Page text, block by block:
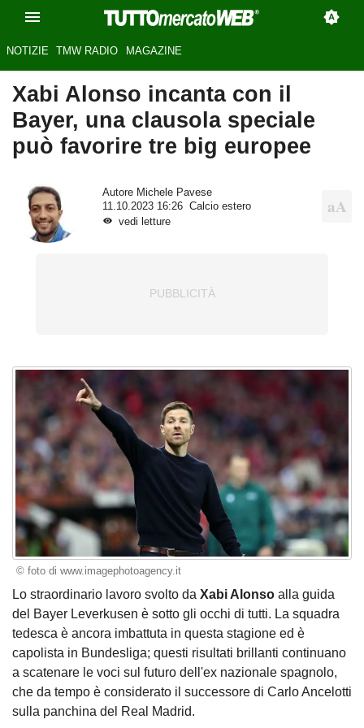
NOTIZIE TMW RADIO MAGAZINE
Xabi Alonso incanta con il
Bayer, una clausola speciale
può favorire tre big europee
Autore Michele Pavese
11.10.2023 16:26
Calcio estero
vedi letture
© foto di www.imagephotoagency.it
Lo straordinario lavoro svolto da Xabi Alonso alla guida
del Bayer Leverkusen è sotto gli occhi di tutti. La squadra
tedesca è ancora imbattuta in questa stagione ed è
capolista in Bundesliga; questi risultati brillanti continuano
a scatenare le voci sul futuro dell'ex nazionale spagnolo,
che da tempo è considerato il successore di Carlo Ancelotti
sulla panchina del Real Madrid.